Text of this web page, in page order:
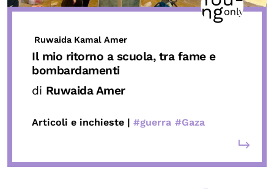
Ruwaida Kamal Amer
Il mio ritorno a scuola, tra fame e
bombardamenti
di Ruwaida Amer
Articoli e inchieste | #guerra #Gaza